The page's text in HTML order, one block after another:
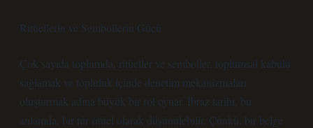
Ritüellerin ve Sembollerin Gücü
Çok sayıda toplumda, ritüeller ve semboller, toplumsal kabulü
sağlamak ve topluluk içinde denetim mekanizmaları
oluşturmak adına büyük bir rol oynar. İbraz tarihi, bu
anlamda, bir tür ritüel olarak düşünülebilir. Çünkü, bir belge